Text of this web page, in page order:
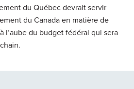
du Québec devrait servir
du Canada en matière de
l’aube du budget fédéral qui sera